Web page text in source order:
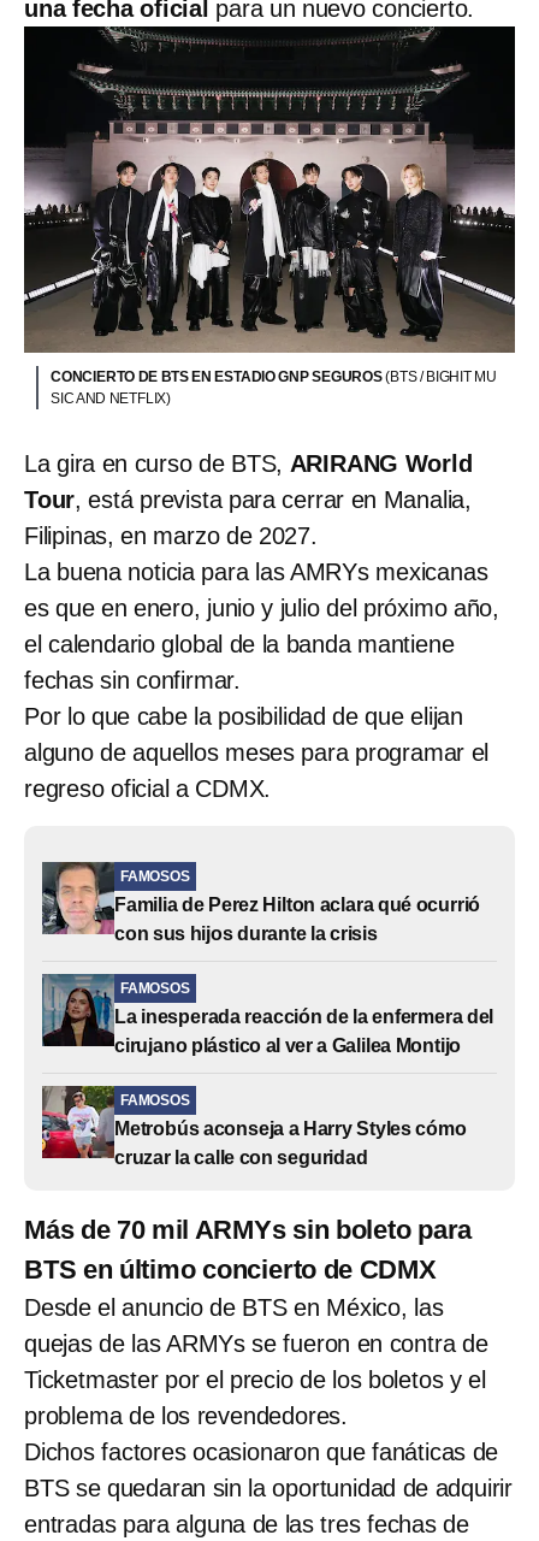
una fecha oficial para un nuevo concierto.
CONCIERTO DE BTS EN ESTADIO GNP SEGUROS(BTS / BIGHIT MU
SIC AND NETFLIX)
La gira en curso de BTS, ARIRANG World
Tour, está prevista para cerrar en Manalia,
Filipinas, en marzo de 2027.
La buena noticia para las AMRYs mexicanas
es que en enero, junio y julio del próximo año,
el calendario global de la banda mantiene
fechas sin confirmar.
Por lo que cabe la posibilidad de que elijan
alguno de aquellos meses para programar el
regreso oficial a CDMX.
FAMOSOS
Familia de Perez Hilton aclara qué ocurrió
con sus hijos durante la crisis
FAMOSOS
La inesperada reacción de la enfermera del
cirujano plástico al ver a Galilea Montijo
FAMOSOS
Metrobús aconseja a Harry Styles cómo
cruzar la calle con seguridad
Más de 70 mil ARMYs sin boleto para
BTS en último concierto de CDMX
Desde el anuncio de BTS en México, las
quejas de las ARMYs se fueron en contra de
Ticketmaster por el precio de los boletos y el
problema de los revendedores.
Dichos factores ocasionaron que fanáticas de
BTS se quedaran sin la oportunidad de adquirir
entradas para alguna de las tres fechas de